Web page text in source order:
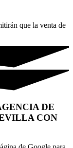
que la venta de
DE
CON